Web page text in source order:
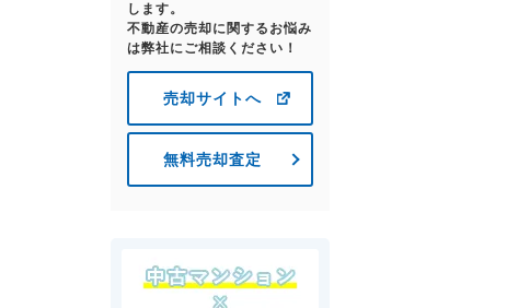
します。
不動産の売却に関するお悩み
は弊社にご相談ください！
売却サイトへ
無料売却査定